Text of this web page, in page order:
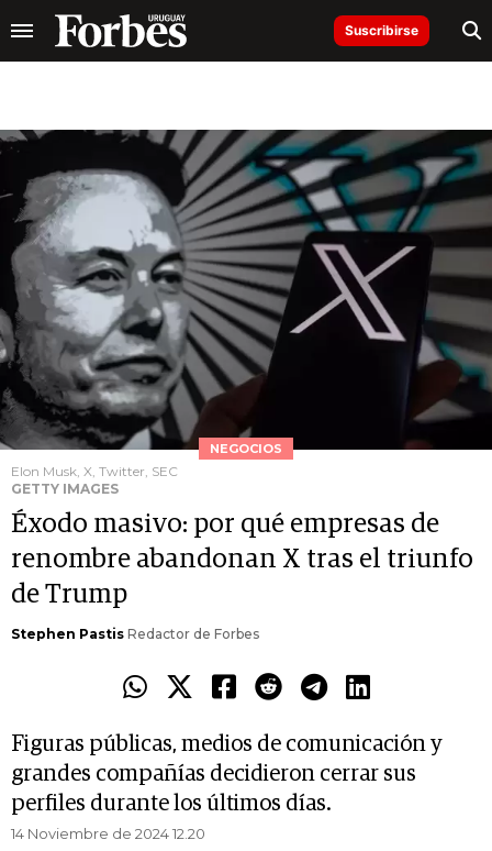
Suscribirse
NEGOCIOS
Elon Musk, X, Twitter, SEC
GETTY IMAGES
Éxodo masivo: por qué empresas de
renombre abandonan X tras el triunfo
de Trump
Stephen Pastis Redactor de Forbes
Figuras públicas, medios de comunicación y
grandes compañías decidieron cerrar sus
perfiles durante los últimos días.
14 Noviembre de 2024 12.20